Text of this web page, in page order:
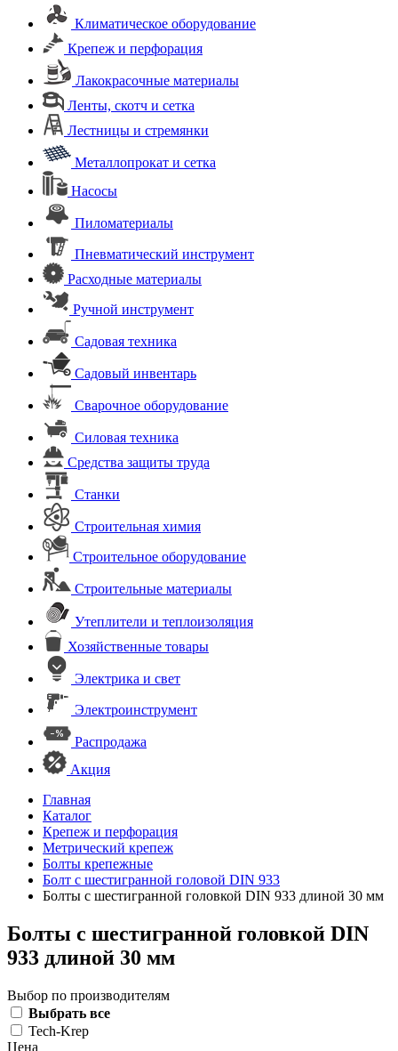
Климатическое оборудование
Крепеж и перфорация
Лакокрасочные материалы
Ленты, скотч и сетка
Лестницы и стремянки
Металлопрокат и сетка
Насосы
Пиломатериалы
Пневматический инструмент
Расходные материалы
Ручной инструмент
Садовая техника
Садовый инвентарь
Сварочное оборудование
Силовая техника
Средства защиты труда
Станки
Строительная химия
Строительное оборудование
Строительные материалы
Утеплители и теплоизоляция
Хозяйственные товары
Электрика и свет
Электроинструмент
Распродажа
Акция
Главная
Каталог
Крепеж и перфорация
Метрический крепеж
Болты крепежные
Болт с шестигранной головой DIN 933
Болты с шестигранной головкой DIN 933 длиной 30 мм
Болты с шестигранной головкой DIN
933 длиной 30 мм
Выбор по производителям
Выбрать все
Tech-Krep
Цена